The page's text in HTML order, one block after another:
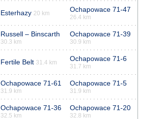
Esterhazy 20 km Ochapowace 71-47
26.4 km
Russell – Binscarth
30.3 km
Ochapowace 71-39
30.9 km
Fertile Belt 31.4 km Ochapowace 71-6
31.7 km
Ochapowace 71-61
31.9 km
Ochapowace 71-5
31.9 km
Ochapowace 71-36
32.5 km
Ochapowace 71-20
32.8 km